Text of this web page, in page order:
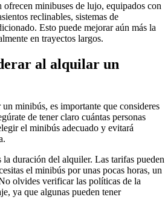
minibuses de lujo, equipados con
reclinables, sistemas de
Esto puede mejorar aún más la
en trayectos largos.
al alquilar un
minibús, es importante que consideres
de tener claro cuántas personas
el minibús adecuado y evitará
la duración del alquiler. Las tarifas pueden
el minibús por unas pocas horas, un
olvides verificar las políticas de la
ya que algunas pueden tener